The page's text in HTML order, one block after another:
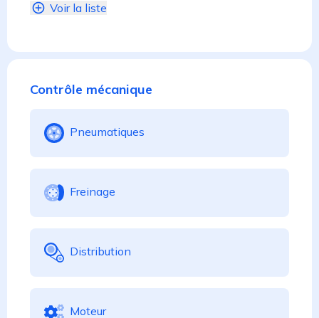
Voir la liste
Contrôle mécanique
Pneumatiques
Freinage
Distribution
Moteur